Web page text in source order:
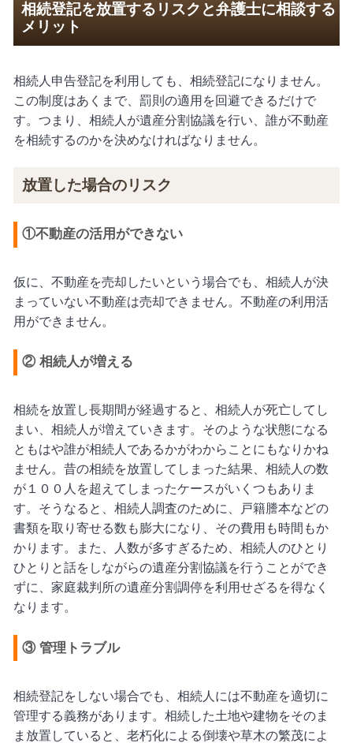
相続登記を放置するリスクと弁護士に相談する
メリット
相続人申告登記を利用しても、相続登記になりません。
この制度はあくまで、罰則の適用を回避できるだけで
す。つまり、相続人が遺産分割協議を行い、誰が不動産
を相続するのかを決めなければなりません。
放置した場合のリスク
①不動産の活用ができない
仮に、不動産を売却したいという場合でも、相続人が決
まっていない不動産は売却できません。不動産の利用活
用ができません。
② 相続人が増える
相続を放置し長期間が経過すると、相続人が死亡してし
まい、相続人が増えていきます。そのような状態になる
ともはや誰が相続人であるかがわからことにもなりかね
ません。昔の相続を放置してしまった結果、相続人の数
が１００人を超えてしまったケースがいくつもありま
す。そうなると、相続人調査のために、戸籍謄本などの
書類を取り寄せる数も膨大になり、その費用も時間もか
かります。また、人数が多すぎるため、相続人のひとり
ひとりと話をしながらの遺産分割協議を行うことができ
ずに、家庭裁判所の遺産分割調停を利用せざるを得なく
なります。
③ 管理トラブル
相続登記をしない場合でも、相続人には不動産を適切に
管理する義務があります。相続した土地や建物をそのま
ま放置していると、老朽化による倒壊や草木の繁茂によ